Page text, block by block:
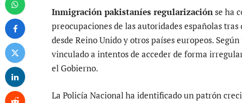
Inmigración pakistaníes regularizaciónse ha
preocupaciones de las autoridades españolas
desde Reino Unido y otros países europeos.
vinculado a intentos de acceder de forma
el Gobierno.
La Policía Nacional ha identificado un patrón